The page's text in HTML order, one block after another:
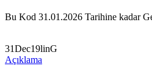
Bu Kod 31.01.2026 Tarihine kadar
31Dec19linG
Açıklama